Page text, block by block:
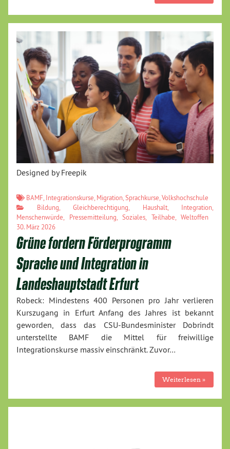
Designed by Freepik
BAMF Integrationskurse Migration Sprachkurse Volkshochschule
Bildung
Gleichberechtigung Haushalt, Integration
Menschenwürde
Pressemitteilung Soziales Teilhabe
Weltoffen
30. März 2026
Grüne fordern Förderprogramm
Sprache und Integration in
Landeshauptstadt Erfurt
Robeck: Mindestens 400 Personen pro Jahr verlieren
Kurszugang in Erfurt Anfang des Jahres ist bekannt
geworden, dass das CSU-Bundesminister Dobrindt
unterstellte BAMF die Mittel für freiwillige
Integrationskurse massiv einschränkt. Zuvor…
Weiterlesen »